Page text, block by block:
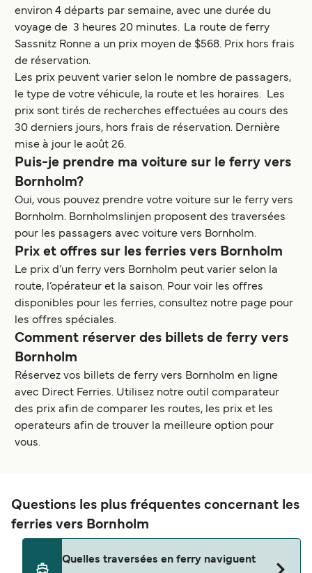
environ 4 départs par semaine, avec une durée du
voyage de 3 heures 20 minutes. La route de ferry
Sassnitz Ronne a un prix moyen de $568. Prix hors frais
de réservation.
Les prix peuvent varier selon le nombre de passagers,
le type de votre véhicule, la route et les horaires. Les
prix sont tirés de recherches effectuées au cours des
30 derniers jours, hors frais de réservation. Dernière
mise à jour le août 26.
Puis-je prendre ma voiture sur le ferry vers
Bornholm?
Oui, vous pouvez prendre votre voiture sur le ferry vers
Bornholm. Bornholmslinjen proposent des traversées
pour les passagers avec voiture vers Bornholm.
Prix et offres sur les ferries vers Bornholm
Le prix d’un ferry vers Bornholm peut varier selon la
route, l’opérateur et la saison. Pour voir les offres
disponibles pour les ferries, consultez notre page pour
les offres spéciales.
Comment réserver des billets de ferry vers
Bornholm
Réservez vos billets de ferry vers Bornholm en ligne
avec Direct Ferries. Utilisez notre outil comparateur
des prix afin de comparer les routes, les prix et les
operateurs afin de trouver la meilleure option pour
vous.
Questions les plus fréquentes concernant les
ferries vers Bornholm
Quelles traversées en ferry naviguent